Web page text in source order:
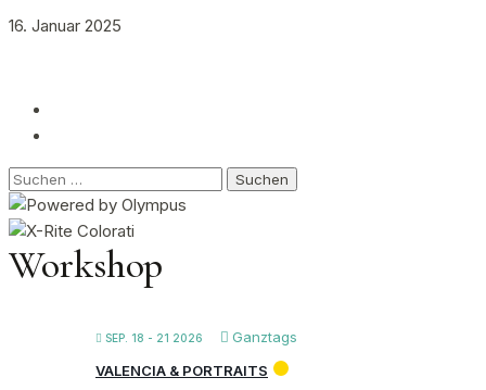
16. Januar 2025
Suchen
nach:
Workshop
SEP. 18 - 21 2026
Ganztags
VALENCIA & PORTRAITS